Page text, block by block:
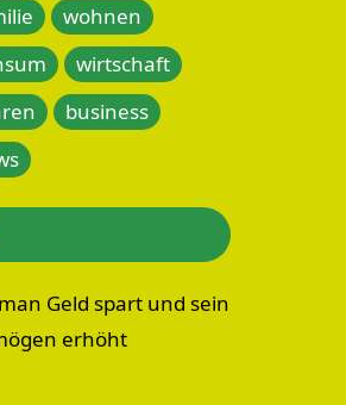
wohnen
wirtschaft
business
Geld spart und sein
erhöht